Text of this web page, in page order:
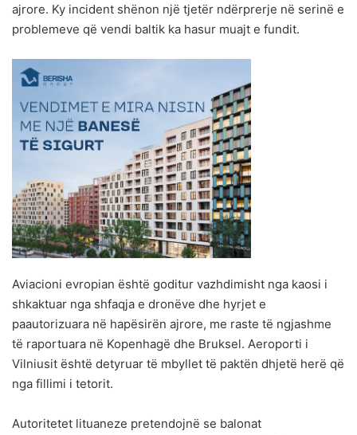
ajrore. Ky incident shënon një tjetër ndërprerje në serinë e
problemeve që vendi baltik ka hasur muajt e fundit.
Aviacioni evropian është goditur vazhdimisht nga kaosi i
shkaktuar nga shfaqja e dronëve dhe hyrjet e
paautorizuara në hapësirën ajrore, me raste të ngjashme
të raportuara në Kopenhagë dhe Bruksel. Aeroporti i
Vilniusit është detyruar të mbyllet të paktën dhjetë herë që
nga fillimi i tetorit.
Autoritetet lituaneze pretendojnë se balonat